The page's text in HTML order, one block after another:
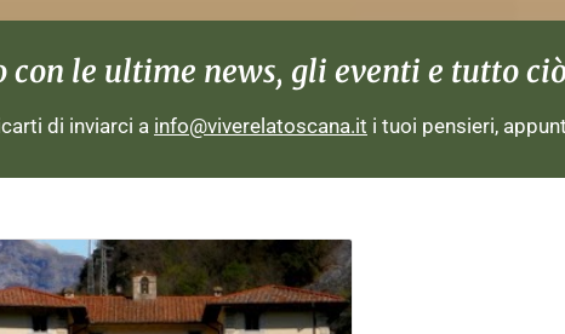
le ultime news, gli eventi e tutto
di inviarci a info@viverelatoscana.it i tuoi pensieri,